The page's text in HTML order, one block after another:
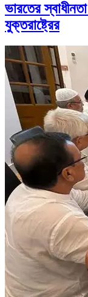
ভারতের
যুক্তরাষ্ট্রের